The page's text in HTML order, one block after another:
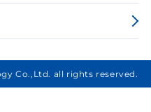
Co.,Ltd. all rights reserved.